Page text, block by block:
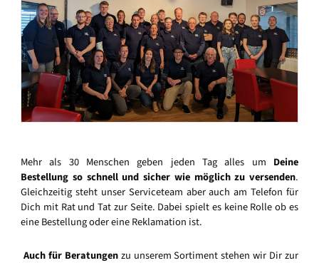
Mehr als 30 Menschen geben jeden Tag alles um Deine
Bestellung so schnell und sicher wie möglich zu versenden.
Gleichzeitig steht unser Serviceteam aber auch am Telefon für
Dich mit Rat und Tat zur Seite. Dabei spielt es keine Rolle ob es
eine Bestellung oder eine Reklamation ist.
Auch für Beratungenzu unserem Sortiment stehen wir Dir zur